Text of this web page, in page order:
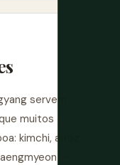
servem
muitos
kimchi, arroz,
—